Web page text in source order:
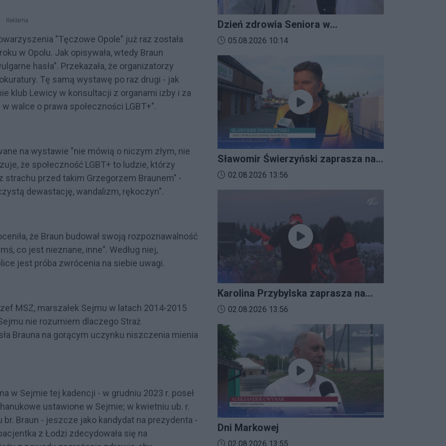
Reklama
"Tęczowe Opole" już raz została
w Opolu. Jak opisywała, wtedy Braun
hasła". Przekazała, że organizatorzy
Tę samą wystawę po raz drugi - jak
klub Lewicy w konsultacji z organami izby i za
walce o prawa społeczności LGBT+".
na wystawie "nie mówią o niczym złym, nie
że społeczność LGBT+ to ludzie, którzy
przed takim Grzegorzem Braunem" -
dewastację, wandalizm, rękoczyn".
że Braun budował swoją rozpoznawalność
co jest nieznane, inne". Według niej,
jest próba zwrócenia na siebie uwagi.
MSZ, marszałek Sejmu w latach 2014-2015
nie rozumiem dlaczego Straż
Brauna na gorącym uczynku niszczenia mienia
w Sejmie tej kadencji - w grudniu 2023 r. poseł
ustawione w Sejmie; w kwietniu ub. r.
Braun - jeszcze jako kandydat na prezydenta -
z Łodzi zdecydowała się na
Dzień zdrowia Seniora w
Bratkowicach
Data dodania materiału wideo:
05.08.2026 10:14
Sławomir Świerzyński zaprasza na
Imprezalia 2026
Data dodania materiału wideo:
02.08.2026 13:56
Karolina Przybylska zaprasza na
Imprezalia 2026
Data dodania materiału wideo:
02.08.2026 13:56
Dni Markowej
Data dodania materiału wideo:
02.08.2026 13:55